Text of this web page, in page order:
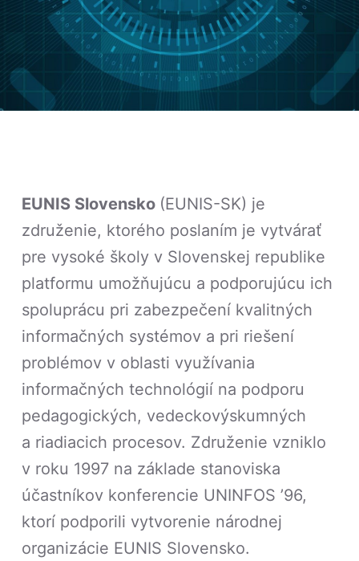
EUNIS Slovensko (EUNIS-SK) je
združenie, ktorého poslaním je vytvárať
pre vysoké školy v Slovenskej republike
platformu umožňujúcu a podporujúcu ich
spoluprácu pri zabezpečení kvalitných
informačných systémov a pri riešení
problémov v oblasti využívania
informačných technológií na podporu
pedagogických, vedeckovýskumných
a riadiacich procesov. Združenie vzniklo
v roku 1997 na základe stanoviska
účastníkov konferencie UNINFOS ’96,
ktorí podporili vytvorenie národnej
organizácie EUNIS Slovensko.